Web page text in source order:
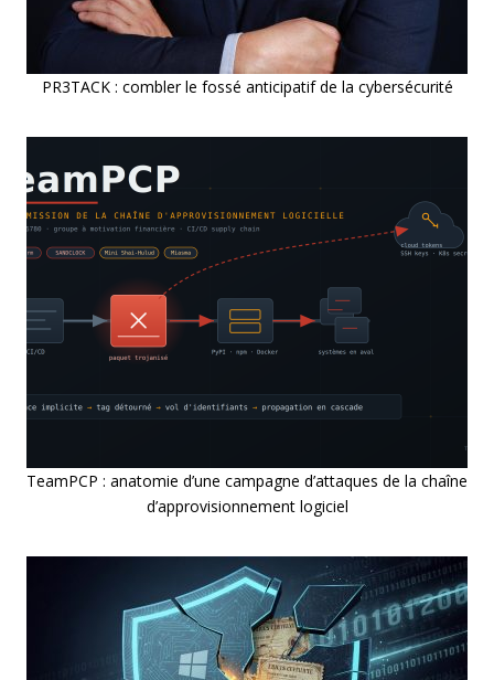
PR3TACK : combler le fossé anticipatif de la cybersécurité
TeamPCP : anatomie d’une campagne d’attaques de la chaîne
d’approvisionnement logiciel